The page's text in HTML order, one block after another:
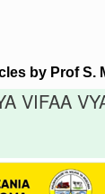
by Prof S.
VIFAA